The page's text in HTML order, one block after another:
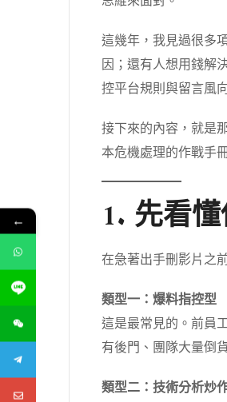
這幾年，我見過很多
因；還有人想用錢解
控平台規則與留言風
接下來的內容，就是
本危機處理的作戰手
1. 先看
在急著出手刪影片之
類型一：爆料指控型
這是最常見的。前員
有後門、團隊大量倒
類型二：技術分析炒
←